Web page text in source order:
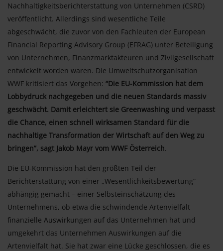
Nachhaltigkeitsberichterstattung von Unternehmen (CSRD)
veröffentlicht. Allerdings sind wesentliche Teile
abgeschwächt, die zuvor von den Fachleuten der European
Financial Reporting Advisory Group (EFRAG) unter Beteiligung
von Unternehmen, Finanzmarktakteuren und Zivilgesellschaft
entwickelt worden waren. Die Umweltschutzorganisation
WWF kritisiert das Vorgehen: “Die EU-Kommission hat dem
Lobbydruck nachgegeben und die neuen Standards massiv
geschwächt. Damit erleichtert sie Greenwashing und verpasst
die Chance, einen schnell wirksamen Standard für die
nachhaltige Transformation der Wirtschaft auf den Weg zu
bringen”, sagt Jakob Mayr vom WWF Österreich.
Die EU-Kommission hat den größten Teil der
Berichterstattung von einer „Wesentlichkeitsbewertung“
abhängig gemacht – einer Selbsteinschätzung des
Unternehmens, ob etwa die schwindende Artenvielfalt
finanzielle Auswirkungen auf das Unternehmen hat und
umgekehrt das Unternehmen Auswirkungen auf die
Artenvielfalt hat. Sie hat zwar eine Lücke geschlossen, die es